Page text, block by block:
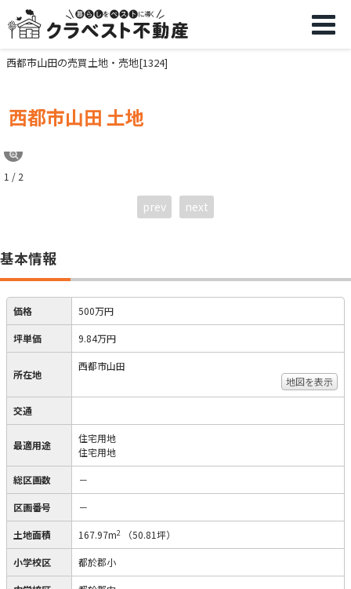
西都市山田の売買土地・売地[1324]
西都市山田 土地
1 / 2
prev next
基本情報
価格 500万円
坪単価 9.84万円
所在地
西都市山田
地図を表示
交通
最適用途
住宅用地
住宅用地
総区画数 －
区画番号 －
土地面積 167.97m2 （50.81坪）
小学校区 都於郡小